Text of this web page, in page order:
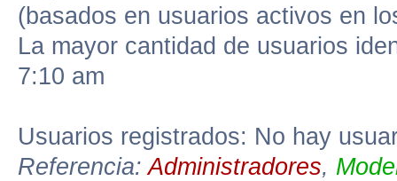
(basados en usuarios activos en
La mayor cantidad de usuarios
7:10 am
Usuarios registrados: No hay
Referencia:Administradores,